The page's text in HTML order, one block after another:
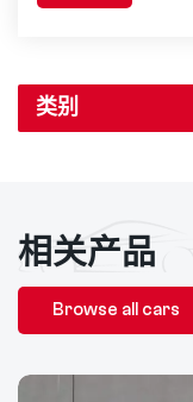
类别
相关产品
Browse all cars